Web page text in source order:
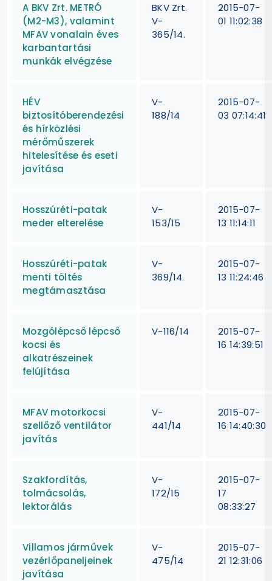
A BKV Zrt. METRÓ
(M2-M3), valamint
MFAV vonalain éves
karbantartási
munkák elvégzése
BKV Zrt.
V-
365/14.
2015-07-
01 11:02:38
HÉV
biztosítóberendezési
és hírközlési
mérőműszerek
hitelesítése és eseti
javítása
V-
188/14
2015-07-
03 07:14:41
Hosszúréti-patak
meder elterelése
V-
153/15
2015-07-
13 11:14:11
Hosszúréti-patak
menti töltés
megtámasztása
V-
369/14
2015-07-
13 11:24:46
Mozgólépcső lépcső
kocsi és
alkatrészeinek
felújítása
V-116/14
2015-07-
16 14:39:51
MFAV motorkocsi
szellőző ventilátor
javítás
V-
441/14
2015-07-
16 14:40:30
Szakfordítás,
tolmácsolás,
lektorálás
V-
172/15
2015-07-
17
08:33:27
Villamos járművek
vezérlőpaneljeinek
javítása
V-
475/14
2015-07-
21 12:31:06